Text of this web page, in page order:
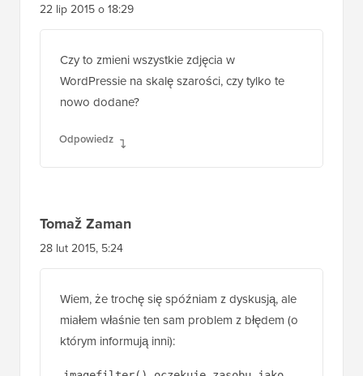
Odpowiedz
28 lut 2015, 5:24
miałem właśnie ten sam problem z błędem (o
którym informują inni):
imagefilter() oczekuje zasobu jako
Dzieje się tak, gdy próbujesz przesłać obraz
za pomocą okna multimediów podczas edycji